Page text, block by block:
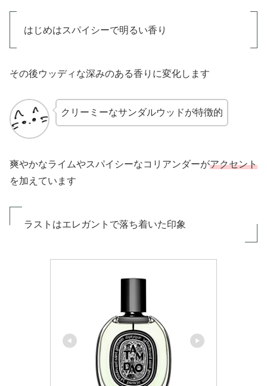
はじめはスパイシーで明るい香り
その後ウッディな深みのある香りに変化します
クリーミーなサンダルウッドが特徴的
爽やかなライムやスパイシーなコリアンダーがアクセント
を加えています
ラストはエレガントで落ち着いた印象